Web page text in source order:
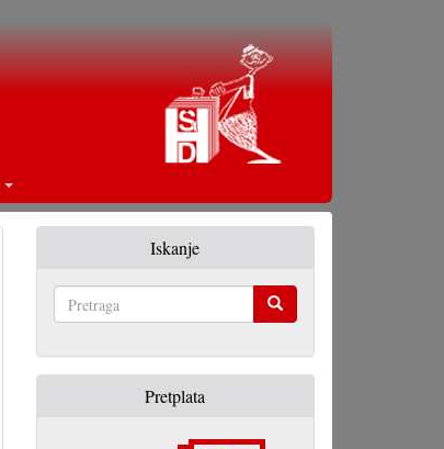
Iskanje
Pretplata